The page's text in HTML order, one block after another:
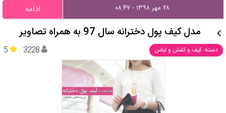
۲۸ مهر ۱۳۹۸ - ۰۸:۴۷ ادامه
مدل کیف پول دخترانه سال 97 به همراه تصاویر
دسته: کیف و کفش و لباس 5 3228